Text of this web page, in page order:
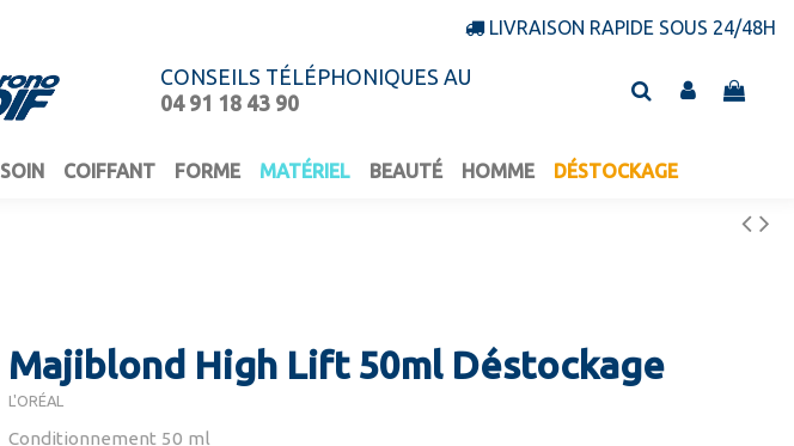
LIVRAISON RAPIDE SOUS 24/48H
CONSEILS TÉLÉPHONIQUES AU
04 91 18 43 90
SOIN COIFFANT FORME MATÉRIEL BEAUTÉ HOMME DÉSTOCKAGE
Majiblond High Lift 50ml Déstockage
L'ORÉAL
Conditionnement 50 ml